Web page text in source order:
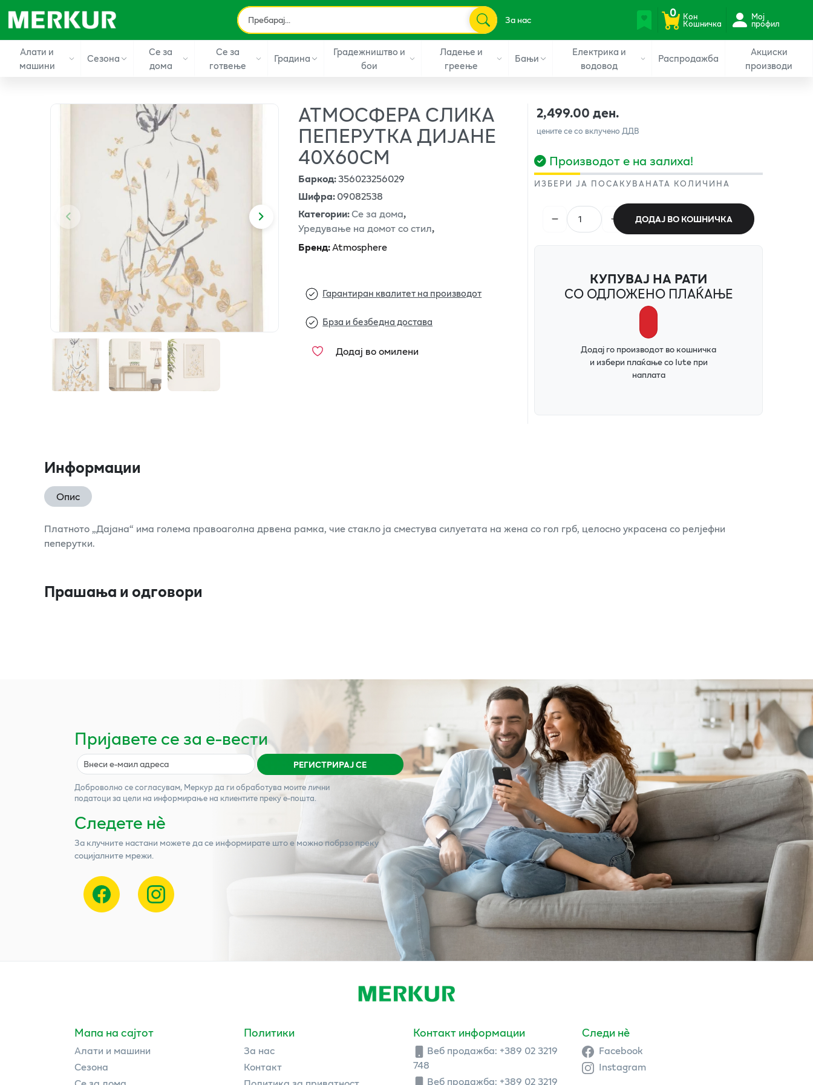
За нас 0 Кон
Кошничка
Мој
профил
Алати и
машини
Сезона
Се за
дома
Се за
готвење
Градина
Градежништво и
бои
Ладење и
греење
Бањи
Електрика и
водовод
Распродажба
Акциски
производи
АТМОСФЕРА СЛИКА
ПЕПЕРУТКА ДИЈАНЕ
40Х60СМ
Баркод:356023256029
Шифра:09082538
Категории:Се за дома,
Уредување на домот со стил,
Бренд:Atmosphere
Гарантиран квалитет на производот
Брза и безбедна достава
Додај во омилени
2,499.00 ден.
цените се со вклучено ДДВ
Производот е на залиха!
ИЗБЕРИ ЈА ПОСАКУВАНАТА КОЛИЧИНА
ДОДАЈ ВО КОШНИЧКА
КУПУВАЈ НА РАТИ
СО ОДЛОЖЕНО ПЛАЌАЊЕ
Додај го производот во кошничка
и избери плаќање со Iute при
наплата
Информации
Опис
Платното „Дајана“ има голема правоаголна дрвена рамка, чие стакло ја сместува силуетата на жена со гол грб, целосно украсена со релјефни
пеперутки.
Прашања и одговори
Пријавете се за е-вести
РЕГИСТРИРАЈ СЕ
Доброволно се согласувам, Меркурда ги обработува моите лични
податоци за цели на информирање на клиентите преку е-пошта.
Следете нѐ
За клучните настани можете да се информирате што е можно побрзо преку
социјалните мрежи.
Мапа на сајтот
Алати и машини
Сезона
Политики
За нас
Контакт
Контакт информации
Веб продажба: +389 02 3219
748
Веб продажба: +389 02 3219
Следи нè
Facebook
Instagram